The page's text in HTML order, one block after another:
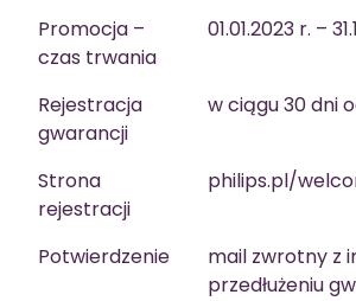
Promocja –
czas trwania
01.01.2023 r. –
Rejestracja
gwarancji
w ciągu 30 dni
Strona
rejestracji
philips.pl/
Potwierdzenie
mail zwrotny z
przedłużeniu